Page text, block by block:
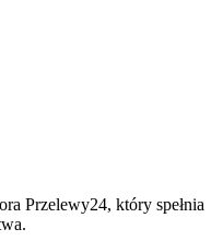
Przelewy24, który spełnia